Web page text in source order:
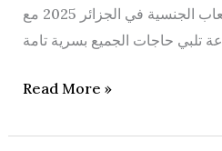
اكتشف أفضل مواقع بيع الألعاب الجنسية في الجزائر 2025 مع
الجزائر
2025
التوصيل
Read More »